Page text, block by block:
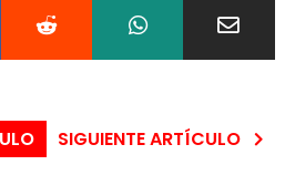
SIGUIENTE ARTÍCULO